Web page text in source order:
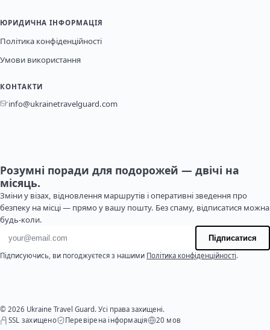
ЮРИДИЧНА ІНФОРМАЦІЯ
Політика конфіденційності
Умови використання
КОНТАКТИ
info@ukrainetravelguard.com
Розумні поради для подорожей — двічі на
місяць.
Зміни у візах, відновлення маршрутів і оперативні зведення про
безпеку на місці — прямо у вашу пошту. Без спаму, відписатися можна
будь-коли.
Адреса електронної пошти
Підписатися
Підписуючись, ви погоджуєтеся з нашими Політика конфіденційності.
© 2026 Ukraine Travel Guard. Усі права захищені.
SSL захищено
Перевірена інформація 20 мов